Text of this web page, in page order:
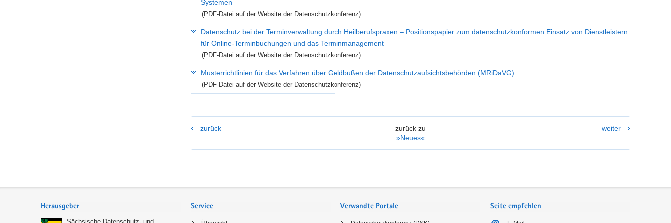
Systemen
(PDF-Datei auf der Website der Datenschutzkonferenz)
Datenschutz bei der Terminverwaltung durch Heilberufspraxen – Positionspapier zum datenschutzkonformen Einsatz von Dienstleistern
für Online-Terminbuchungen und das Terminmanagement
(PDF-Datei auf der Website der Datenschutzkonferenz)
Musterrichtlinien für das Verfahren über Geldbußen der Datenschutzaufsichtsbehörden (MRiDaVG)
(PDF-Datei auf der Website der Datenschutzkonferenz)
zurück
zurück zu
»Neues«
weiter
Herausgeber
Sächsische Datenschutz- und
Service Verwandte Portale Seite empfehlen